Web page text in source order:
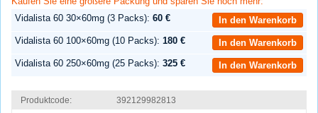
Vidalista 60 30×60mg (3 Packs): 60 €
In den Warenkorb
Vidalista 60 100×60mg (10 Packs): 180 €
In den Warenkorb
Vidalista 60 250×60mg (25 Packs): 325 € In den Warenkorb
Produktcode:
392129982813